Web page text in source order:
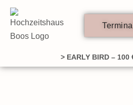
Zum
Inhalt
springen
> EARLY BIRD – 100